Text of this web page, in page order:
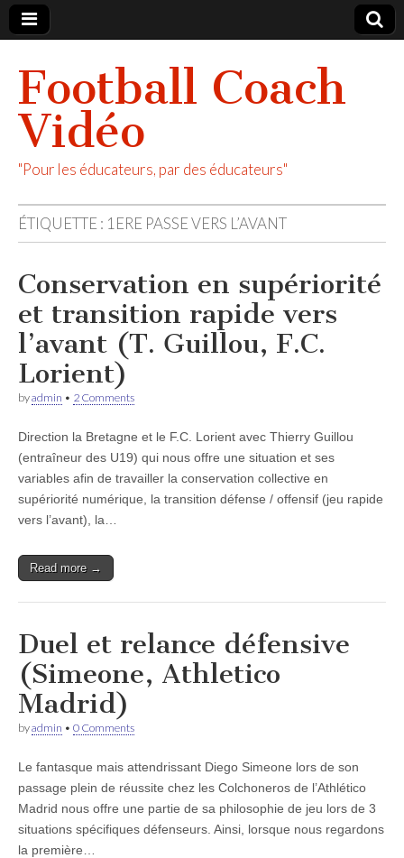
Football Coach
Vidéo
"Pour les éducateurs, par des éducateurs"
ÉTIQUETTE : 1ERE PASSE VERS L’AVANT
Conservation en supériorité
et transition rapide vers
l’avant (T. Guillou, F.C.
Lorient)
byadmin • 2 Comments
Direction la Bretagne et le F.C. Lorient avec Thierry Guillou
(entraîneur des U19) qui nous offre une situation et ses
variables afin de travailler la conservation collective en
supériorité numérique, la transition défense / offensif (jeu rapide
vers l’avant), la…
Read more →
Duel et relance défensive
(Simeone, Athletico
Madrid)
byadmin • 0 Comments
Le fantasque mais attendrissant Diego Simeone lors de son
passage plein de réussite chez les Colchoneros de l’Athlético
Madrid nous offre une partie de sa philosophie de jeu lors de 3
situations spécifiques défenseurs. Ainsi, lorsque nous regardons
la première…